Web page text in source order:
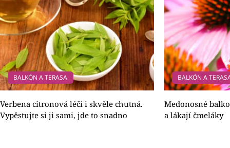
BALKÓN A TERASA
Verbena citronová léčí i skvěle chutná.
Vypěstujte si ji sami, jde to snadno
BALKÓN A
Medonosné
a lákají čmeláky